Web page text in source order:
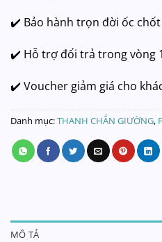
✔️ Bảo hành trọn đời ốc chốt
✔️ Hỗ trợ đổi trả trong vòng
✔️ Voucher giảm giá cho
Danh mục:THANH CHẮN GIƯỜNG,
MÔ TẢ